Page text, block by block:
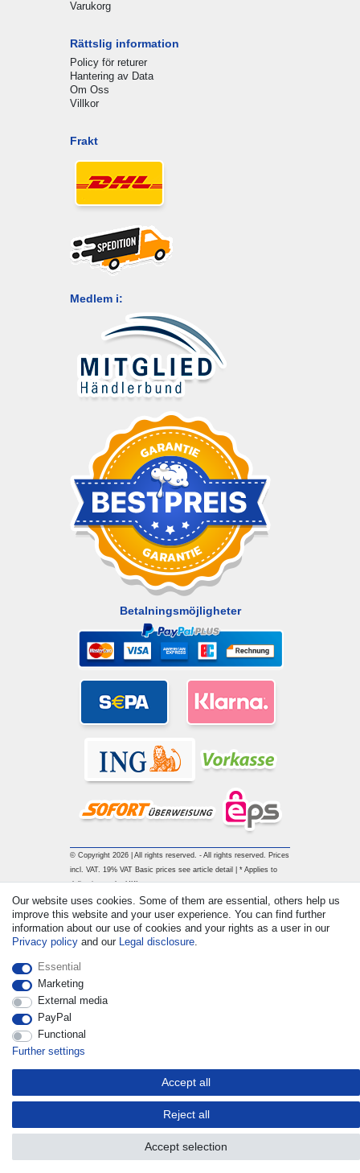
Varukorg
Rättslig information
Policy för returer
Hantering av Data
Om Oss
Villkor
Frakt
Medlem i:
Betalningsmöjligheter
© Copyright 2026 | All rights reserved. - All rights reserved. Prices
incl. VAT. 19% VAT Basic prices see article detail | * Applies to
deliveries to the UK!
Our website uses cookies. Some of them are essential, others help us
improve this website and your user experience. You can find further
information about our use of cookies and your rights as a user in our
Privacy policy and our Legal disclosure.
Essential
Marketing
External media
PayPal
Functional
Further settings
Accept all
Reject all
Accept selection
Withdraw from contract here Contact